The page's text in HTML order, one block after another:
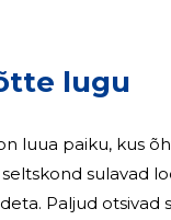
lugu
luua paiku, kus
seltskond sulavad
kui ka võimalust